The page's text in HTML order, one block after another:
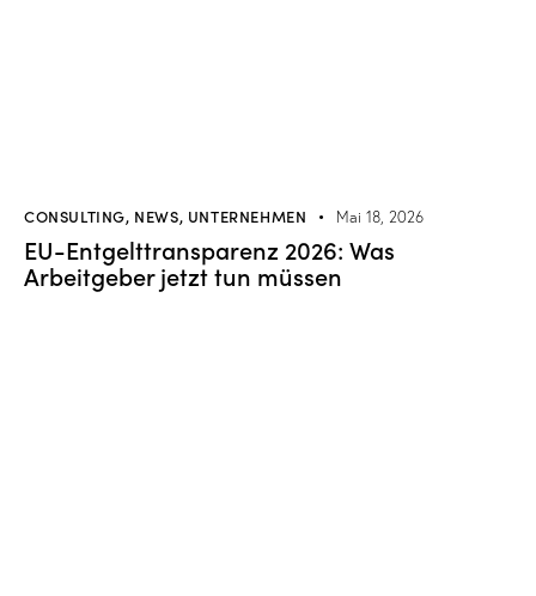
CONSULTING, NEWS, UNTERNEHMEN Mai 18, 2026
EU-Entgelttransparenz 2026: Was
Arbeitgeber jetzt tun müssen